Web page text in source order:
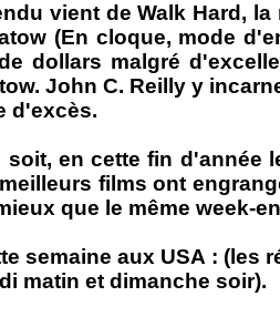
vient de Walk Hard,
(En cloque, mode
dollars malgré
John C. Reilly y
d'excès.
soit, en cette fin d'année
films ont
que le même week-
semaine aux USA : (les
matin et dimanche soir).